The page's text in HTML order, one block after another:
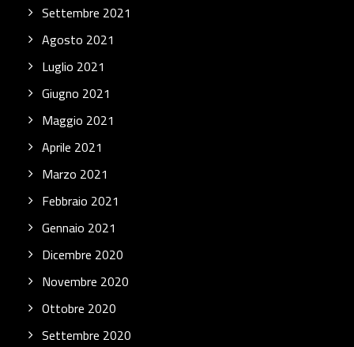
Settembre 2021
Agosto 2021
Luglio 2021
Giugno 2021
Maggio 2021
Aprile 2021
Marzo 2021
Febbraio 2021
Gennaio 2021
Dicembre 2020
Novembre 2020
Ottobre 2020
Settembre 2020